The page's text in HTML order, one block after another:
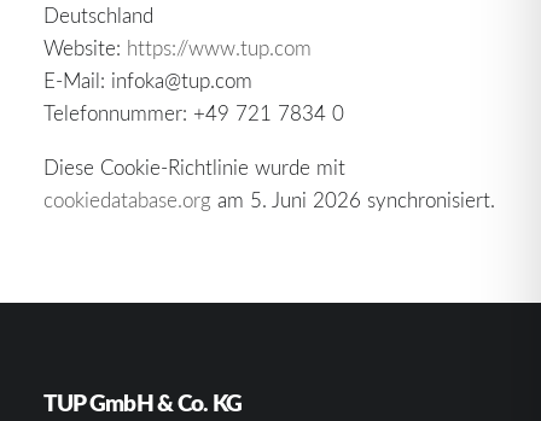
Deutschland
Website: https://www.tup.com
E-Mail: infoka@tup.com
Telefonnummer: +49 721 7834 0
Diese Cookie-Richtlinie wurde mit
cookiedatabase.org am 5. Juni 2026 synchronisiert.
TUP GmbH & Co. KG